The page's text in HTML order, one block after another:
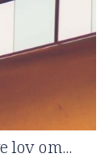
lov om...